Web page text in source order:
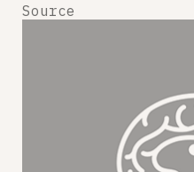
Source